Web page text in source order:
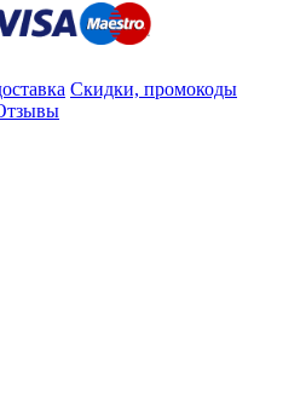
Скидки, промокоды